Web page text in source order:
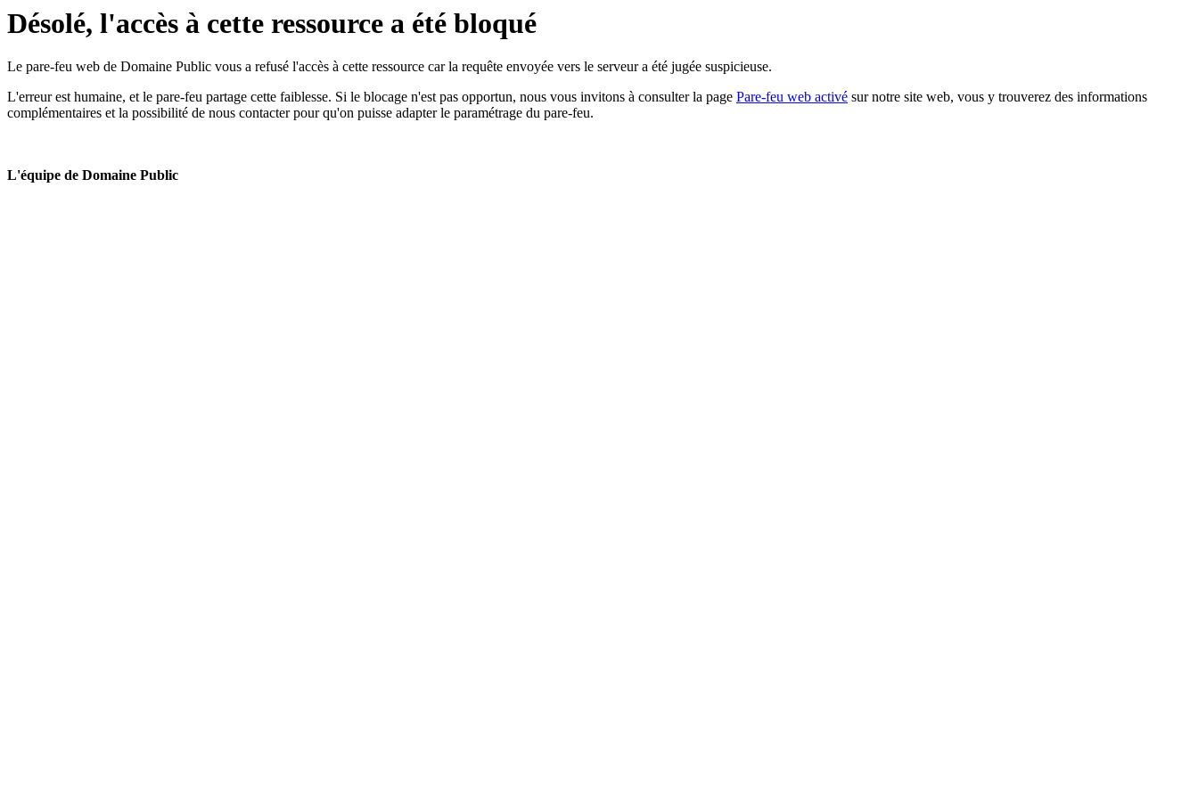
Désolé, l'accès à cette ressource a été bloqué
Le pare-feu web de Domaine Public vous a refusé l'accès à cette ressource car la requête envoyée vers le serveur a été jugée suspicieuse.
L'erreur est humaine, et le pare-feu partage cette faiblesse. Si le blocage n'est pas opportun, nous vous invitons à consulter la page Pare-feu web activé sur notre site web, vous y trouverez des informations
complémentaires et la possibilité de nous contacter pour qu'on puisse adapter le paramétrage du pare-feu.
L'équipe de Domaine Public